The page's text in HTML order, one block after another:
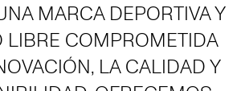
MARCA DEPORTIVA Y
LIBRE COMPROMETIDA
LA CALIDAD Y